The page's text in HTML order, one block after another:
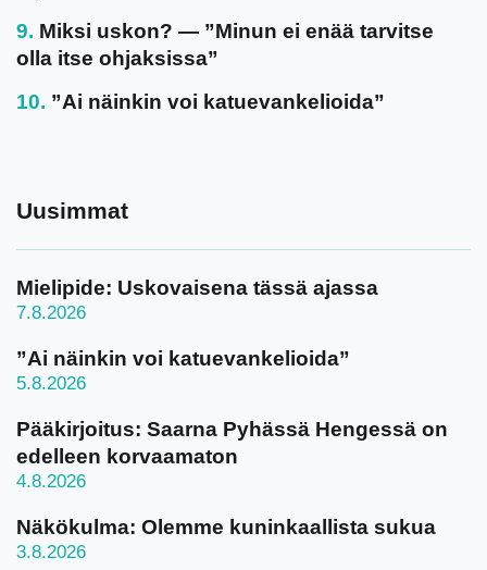
Miksi uskon? — ”Minun ei enää tarvitse
olla itse ohjaksissa”
”Ai näinkin voi katuevankelioida”
Uusimmat
Mielipide: Uskovaisena tässä ajassa
7.8.2026
”Ai näinkin voi katuevankelioida”
5.8.2026
Pääkirjoitus: Saarna Pyhässä Hengessä on
edelleen korvaamaton
4.8.2026
Näkökulma: Olemme kuninkaallista sukua
3.8.2026